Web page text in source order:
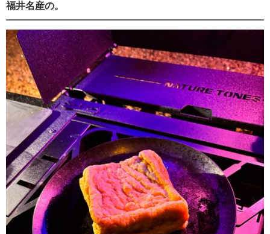
福井名産の。